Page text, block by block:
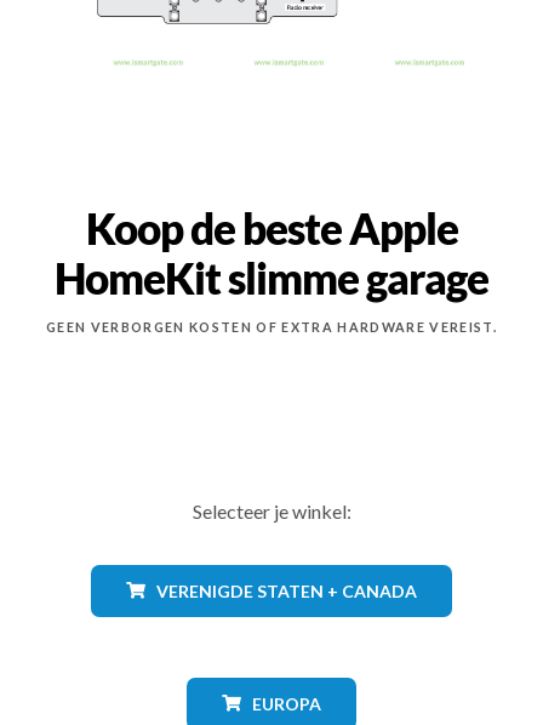
Koop de beste Apple
HomeKit slimme garage
GEEN VERBORGEN KOSTEN OF EXTRA HARDWARE VEREIST.
Selecteer je winkel:
VERENIGDE STATEN + CANADA
EUROPA